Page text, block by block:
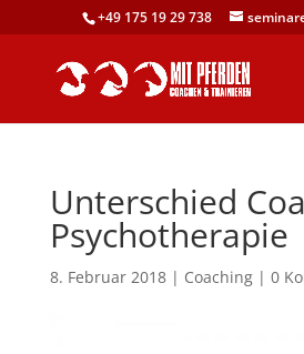
+49 175 19 29 738
Unterschied
Psychotherapie
8. Februar 2018| Coaching| 0